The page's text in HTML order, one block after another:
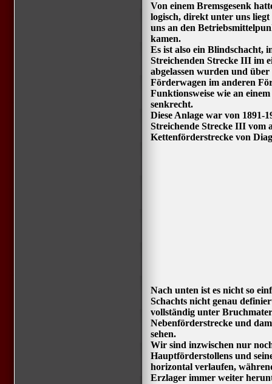
Von einem Bremsgesenk
logisch, direkt unter uns
uns an den
kamen.
Es ist also ein Blindschacht,
Streichenden Strecke III im
abgelassen wurden und über
Förderwagen im anderen
Funktionsweise wie an
senkrecht.
Diese Anlage war von 1891-
Streichende Strecke III vom
Kettenförderstrecke von
Nach unten ist es nicht so
Schachts nicht genau
vollständig unter
Nebenförderstrecke und
sehen.
Wir sind inzwischen nur
Hauptförderstollens und
horizontal verlaufen,
Erzlager immer weiter